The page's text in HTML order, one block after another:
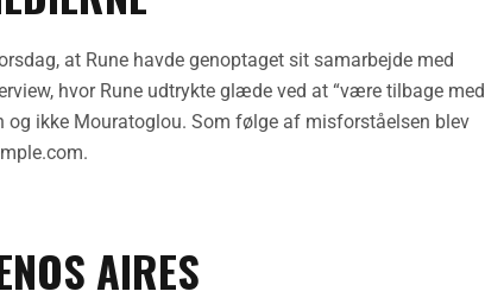
at Rune havde genoptaget sit samarbejde med
hvor Rune udtrykte glæde ved at “være tilbage med
ikke Mouratoglou. Som følge af misforståelsen blev
AIRES